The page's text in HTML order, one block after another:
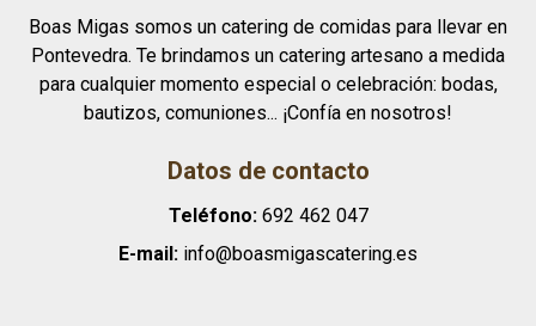
Boas Migas somos un catering de comidas para llevar en
Pontevedra. Te brindamos un catering artesano a medida
para cualquier momento especial o celebración: bodas,
bautizos, comuniones... ¡Confía en nosotros!
Datos de contacto
Teléfono: 692 462 047
E-mail: info@boasmigascatering.es